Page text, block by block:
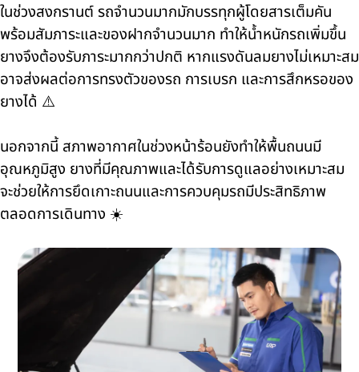
ในช่วงสงกรานต์ รถจำนวนมากมักบรรทุกผู้โดยสารเต็มคัน
พร้อมสัมภาระและของฝากจำนวนมาก ทำให้น้ำหนักรถเพิ่มขึ้น
ยางจึงต้องรับภาระมากกว่าปกติ หากแรงดันลมยางไม่เหมาะสม
อาจส่งผลต่อการทรงตัวของรถ การเบรก และการสึกหรอของ
ยางได้ ⚠️
นอกจากนี้ สภาพอากาศในช่วงหน้าร้อนยังทำให้พื้นถนนมี
อุณหภูมิสูง ยางที่มีคุณภาพและได้รับการดูแลอย่างเหมาะสม
จะช่วยให้การยึดเกาะถนนและการควบคุมรถมีประสิทธิภาพ
ตลอดการเดินทาง ☀️